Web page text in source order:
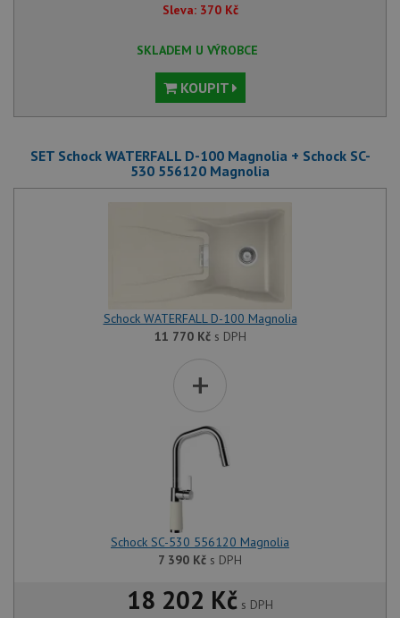
Sleva: 370 Kč
SKLADEM U VÝROBCE
KOUPIT
SET Schock WATERFALL D-100 Magnolia + Schock SC-
530 556120 Magnolia
Schock WATERFALL D-100 Magnolia
11 770 Kčs DPH
+
Schock SC-530 556120 Magnolia
7 390 Kč s DPH
18 202 Kč s DPH